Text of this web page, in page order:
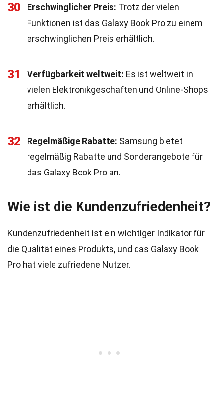
30 Erschwinglicher Preis: Trotz der vielen
Funktionen ist das Galaxy Book Pro zu einem
erschwinglichen Preis erhältlich.
31 Verfügbarkeit weltweit: Es ist weltweit in
vielen Elektronikgeschäften und Online-Shops
erhältlich.
32 Regelmäßige Rabatte: Samsung bietet
regelmäßig Rabatte und Sonderangebote für
das Galaxy Book Pro an.
Wie ist die Kundenzufriedenheit?
Kundenzufriedenheit ist ein wichtiger Indikator für
die Qualität eines Produkts, und das Galaxy Book
Pro hat viele zufriedene Nutzer.